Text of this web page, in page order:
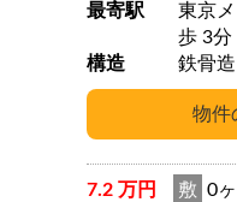
最寄駅
東京メ
歩 3分
構造
鉄骨造
7.2 万円 敷 0